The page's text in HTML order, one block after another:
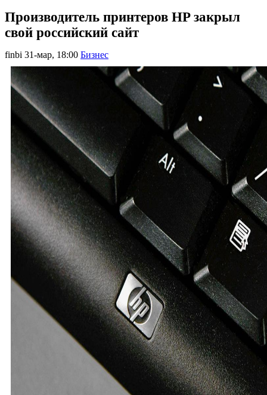
Производитель принтеров HP закрыл
свой российский сайт
finbi 31-мар, 18:00 Бизнес